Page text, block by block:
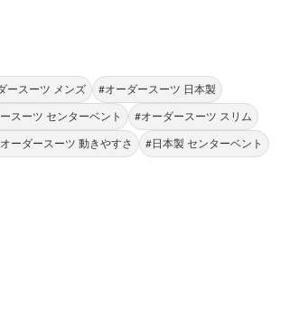
ースーツ メンズ #オーダースーツ 日本製
スーツ センターベント #オーダースーツ スリム
ーダースーツ 動きやすさ #日本製 センターベント